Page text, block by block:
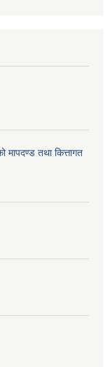
मापदण्ड तथा कित्तागत